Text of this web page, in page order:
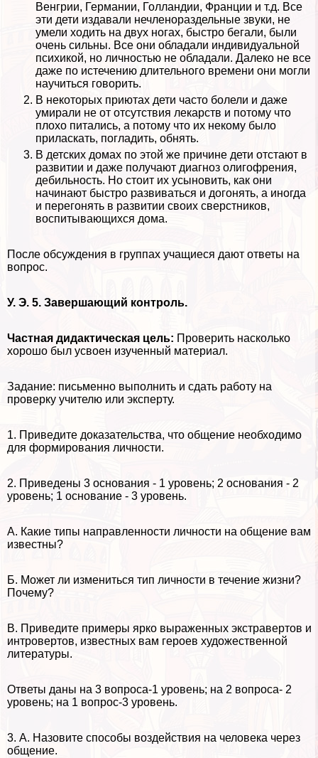
Венгрии, Германии, Голландии, Франции и т.д. Все
эти дети издавали нечлeнораздельные звуки, не
умели ходить на двух ногах, быстро бегали, были
очень сильны. Все они обладали индивидуальной
психикой, но личностью не обладали. Далеко не все
даже по истечению длительного времени они могли
научиться говорить.
В некоторых приютах дети часто болели и даже
умирали не от отсутствия лекарств и потому что
плохо питались, а потому что их некому было
приласкать, погладить, обнять.
В детских домах по этой же причине дети отстают в
развитии и даже получают диагноз олигофрения,
дeбильность. Но стоит их усыновить, как они
начинают быстро развиваться и догонять, а иногда
и перегонять в развитии своих сверстников,
воспитывающихся дома.
После обсуждения в группах учащиеся дают ответы на
вопрос.
У. Э. 5. Завершающий контроль.
Частная дидактическая цель: Проверить насколько
хорошо был усвоен изученный материал.
Задание: письменно выполнить и сдать работу на
проверку учителю или эксперту.
1. Приведите доказательства, что общение необходимо
для формирования личности.
2. Приведены 3 основания - 1 уровень; 2 основания - 2
уровень; 1 основание - 3 уровень.
А. Какие типы направленности личности на общение вам
известны?
Б. Может ли измениться тип личности в течение жизни?
Почему?
В. Приведите примеры ярко выраженных экстравертов и
интровертов, известных вам героев художественной
литературы.
Ответы даны на 3 вопроса-1 уровень; на 2 вопроса- 2
уровень; на 1 вопрос-3 уровень.
3. А. Назовите способы воздействия на человека через
общение.